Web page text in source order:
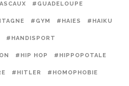
#GUADELOUPE
#GYM #HAIES #HAIKU
#HANDISPORT
#HIP HOP #HIPPOPOTALE
#HITLER #HOMOPHOBIE